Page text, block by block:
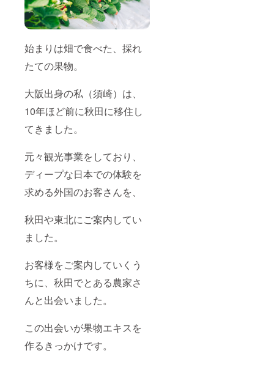
始まりは畑で食べた、採れ
たての果物。
大阪出身の私（須崎）は、
10年ほど前に秋田に移住し
てきました。
元々観光事業をしており、
ディープな日本での体験を
求める外国のお客さんを、
秋田や東北にご案内してい
ました。
お客様をご案内していくう
ちに、秋田でとある農家さ
んと出会いました。
この出会いが果物エキスを
作るきっかけです。